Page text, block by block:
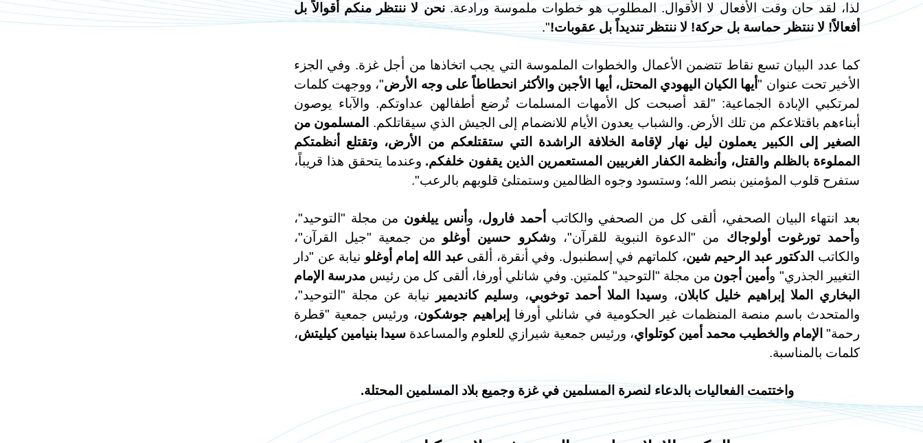
لذا، لقد حان وقت الأفعال لا الأقوال. المطلوب هو خطوات ملموسة ورادعة.نحن لا ننتظر منكم أقوالاً بل
أفعالاً! لا ننتظر حماسة بل حركة! لا ننتظر تنديداً بل عقوبات!".
كما عدد البيان تسع نقاط تتضمن الأعمال والخطوات الملموسة التي يجب اتخاذها من أجل غزة. وفي الجزء
الأخير تحت عنوان "أيها الكيان اليهودي المحتل، أيها الأجبن والأكثر انحطاطاً على وجه الأرض"، ووجهت كلمات
لمرتكبي الإبادة الجماعية: "لقد أصبحت كل الأمهات المسلمات تُرضع أطفالهن عداوتكم. والآباء يوصون
أبناءهم باقتلاعكم من تلك الأرض. والشباب يعدون الأيام للانضمام إلى الجيش الذي سيقاتلكم.
المسلمون من
الصغير إلى الكبير يعملون ليل نهار لإقامة الخلافة الراشدة التي ستقتلعكم من الأرض، وتقتلع أنظمتكم
المملوءة بالظلم والقتل، وأنظمة الكفار الغربيين المستعمرين الذين يقفون خلفكم. وعندما يتحقق هذا قريباً،
ستفرح قلوب المؤمنين بنصر الله؛ وستسود وجوه الظالمين وستمتلئ قلوبهم بالرعب".
بعد انتهاء البيان الصحفي، ألقى كل من الصحفي والكاتب أحمد فارول، و أنس ييلغون من مجلة "التوحيد"،
و أحمد تورغوت أولوجاك من "الدعوة النبوية للقرآن"، وشكرو حسين أوغلو من جمعية "جيل القرآن"،
والكاتب
الدكتور عبد الرحيم شين، كلماتهم في إسطنبول. وفي أنقرة، ألقىعبد الله إمام أوغلو نيابة عن "دار
التغيير الجذري" و أمين أجون من مجلة "التوحيد" كلمتين. وفي شانلي أورفا، ألقى كل من رئيس مدرسة الإمام
البخاري
الملا إبراهيم خليل كابلان، وسيدا الملا أحمد توخوبي، وسليم كانديمير
نيابة عن مجلة "التوحيد"،
والمتحدث باسم منصة المنظمات غير الحكومية في شانلي أورفا
إبراهيم جوشكون، ورئيس جمعية "قطرة
رحمة" الإمام والخطيب محمد أمين كوتلواي، ورئيس جمعية شيرازي للعلوم والمساعدة سيدا بنيامين كيليتش،
كلمات بالمناسبة.
واختتمت الفعاليات بالدعاء لنصرة المسلمين في غزة وجميع بلاد المسلمين المحتلة.